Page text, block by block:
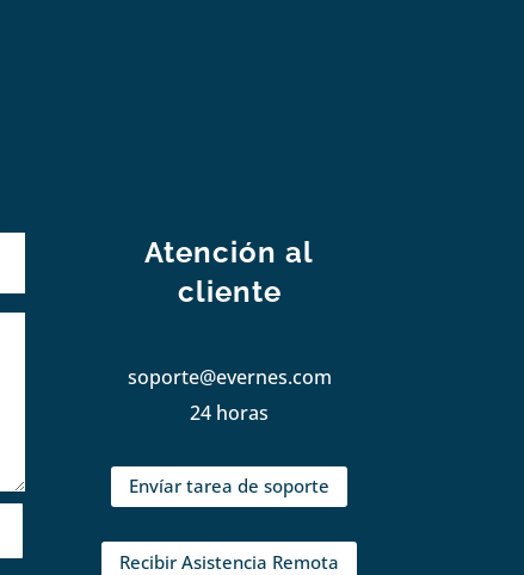
Atención al
cliente
soporte@evernes.com
24 horas
Envíar tarea de soporte
Recibir Asistencia Remota